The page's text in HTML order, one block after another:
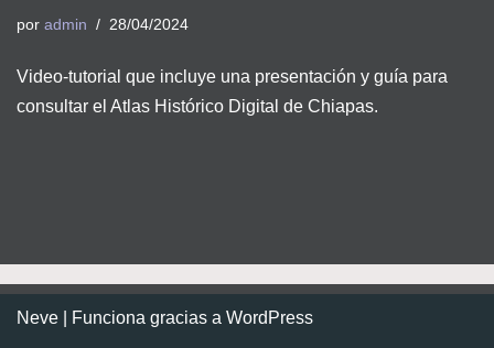
por admin 28/04/2024
Video-tutorial que incluye una presentación y guía para
consultar el Atlas Histórico Digital de Chiapas.
Neve | Funciona gracias a WordPress